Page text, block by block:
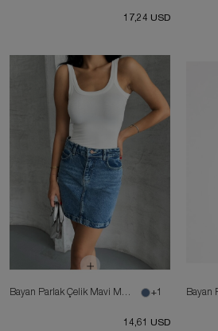
17,24 USD
Bayan Parlak Çelik Mavi Mini Kot Etek +1
14,61 USD